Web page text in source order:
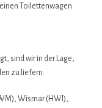
Toilettenwagen.
sind wir in der Lage,
zu liefern.
Wismar (HWI),